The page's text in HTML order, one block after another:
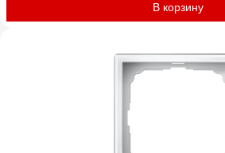
В корзину